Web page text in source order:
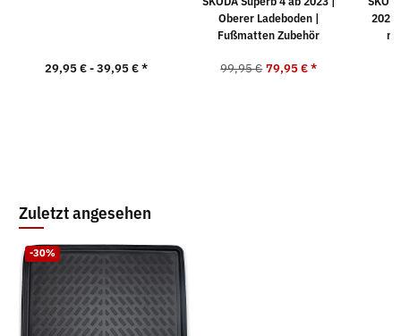
29,95 € -39,95 €*
Oberer Ladeboden |
Fußmatten Zubehör
99,95 € 79,95 €*
2026
Zuletzt angesehen
-30%